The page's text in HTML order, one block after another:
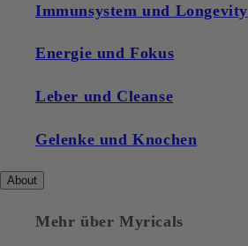
Immunsystem und Longevity
Energie und Fokus
Leber und Cleanse
Gelenke und Knochen
About
Mehr über Myricals